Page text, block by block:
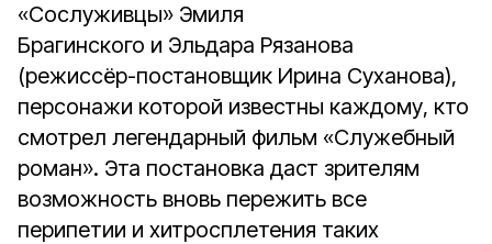
«Сослуживцы» Эмиля
Брагинского и Эльдара Рязанова
(режиссёр-постановщик Ирина Суханова),
персонажи которой известны каждому, кто
смотрел легендарный фильм «Служебный
роман». Эта постановка даст зрителям
возможность вновь пережить все
перипетии и хитросплетения таких